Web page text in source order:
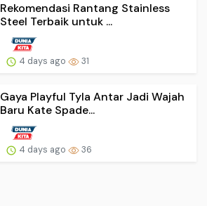
Rekomendasi Rantang Stainless
Steel Terbaik untuk ...
4 days ago 31
Gaya Playful Tyla Antar Jadi Wajah
Baru Kate Spade...
4 days ago 36